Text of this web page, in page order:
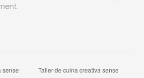
sense
Taller de cuina creativa sense